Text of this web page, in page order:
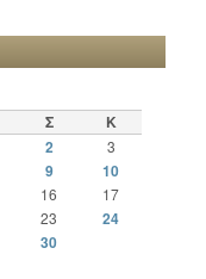
Σ Κ
2 3
9
10
16 17
23 24
30